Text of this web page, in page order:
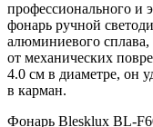
профессионального и
фонарь ручной
алюминиевого сплава,
от механических
4.0 см в диаметре, он
в карман.
Фонарь Blesklux BL-